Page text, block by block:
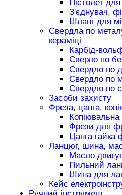
Пістолет
З'єднувач,
Шланг для
Свердла по
кераміці
Карбід-
Сверло по
Свердло по
Свердло по
Свердло по
Засоби захисту
Фреза, цанга,
Фрези для
Цанга гайка
Ланцюг, шина,
Масло
Пильний
Шина для
Кейс